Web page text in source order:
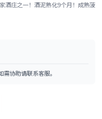
酒庄之一！酒泥熟化9个月！成熟菠
协助请联系客服。